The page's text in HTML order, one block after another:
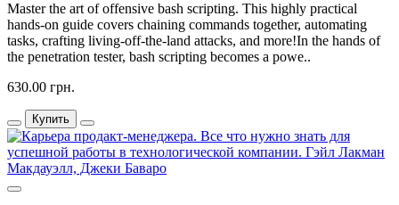
Master the art of offensive bash scripting. This highly practical
hands-on guide covers chaining commands together, automating
tasks, crafting living-off-the-land attacks, and more!In the hands of
the penetration tester, bash scripting becomes a powe..
630.00 грн.
Купить